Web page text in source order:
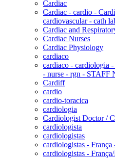
Cardiac
Cardiac - cardio -
cardiovascular - cath
Cardiac and
Cardiac Nurses
Cardiac Physiology
cardiaco
cardiaco - cardiologia
- nurse - rgn - STAFF
Cardiff
cardio
cardio-toracica
cardiologia
Cardiologist Doctor /
cardiologista
cardiologistas
cardiologistas - França
cardiologistas -